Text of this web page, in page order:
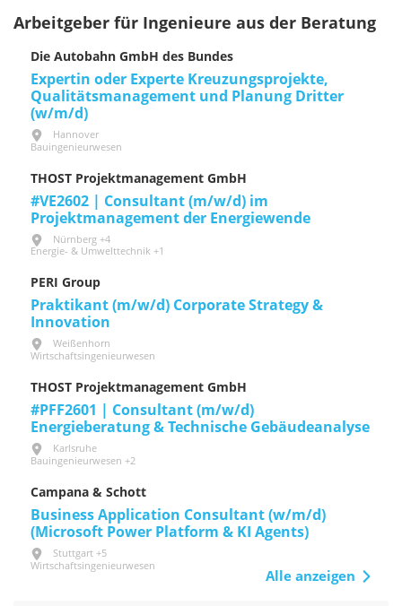
Arbeitgeber für Ingenieure aus der Beratung
Die Autobahn GmbH des Bundes
Expertin oder Experte Kreuzungsprojekte,
Qualitätsmanagement und Planung Dritter
(w/m/d)
Hannover
Bauingenieurwesen
THOST Projektmanagement GmbH
#VE2602 | Consultant (m/w/d) im
Projektmanagement der Energiewende
Nürnberg +4
Energie- & Umwelttechnik +1
PERI Group
Praktikant (m/w/d) Corporate Strategy &
Innovation
Weißenhorn
Wirtschaftsingenieurwesen
THOST Projektmanagement GmbH
#PFF2601 | Consultant (m/w/d)
Energieberatung & Technische Gebäudeanalyse
Karlsruhe
Bauingenieurwesen +2
Campana & Schott
Business Application Consultant (w/m/d)
(Microsoft Power Platform & KI Agents)
Stuttgart +5
Wirtschaftsingenieurwesen
Alle anzeigen